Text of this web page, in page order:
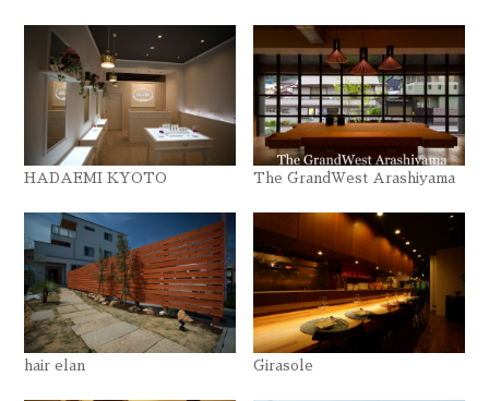
HADAEMI KYOTO The GrandWest Arashiyama
hair elan Girasole